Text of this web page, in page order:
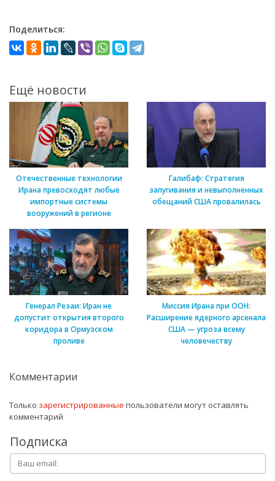
Поделиться:
Ещё новости
Отечественные технологии
Ирана превосходят любые
импортные системы
вооружений в регионе
Галибаф: Стратегия
запугивания и невыполненных
обещаний США провалилась
Генерал Резаи: Иран не
допустит открытия второго
коридора в Ормузском
проливе
Миссия Ирана при ООН:
Расширение ядерного арсенала
США — угроза всему
человечеству
Комментарии
Только зарегистрированные пользователи могут оставлять
комментарий
Подписка